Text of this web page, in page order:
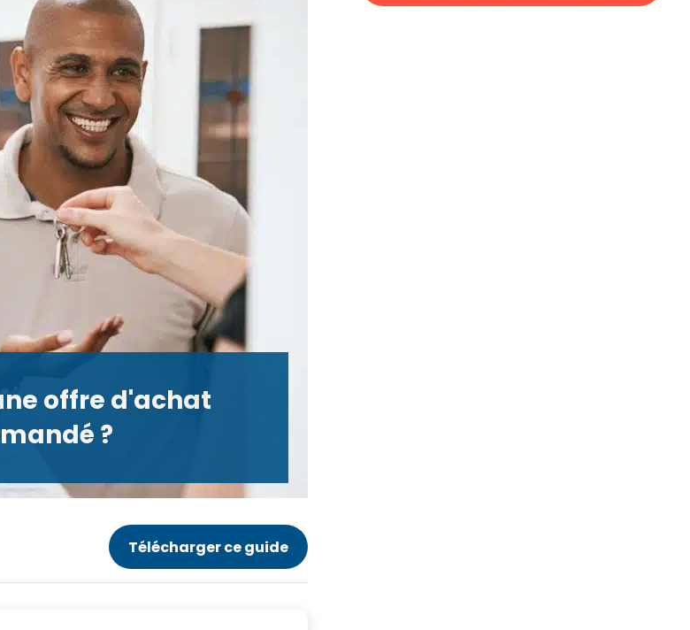
offre d'achat
?
Télécharger ce guide